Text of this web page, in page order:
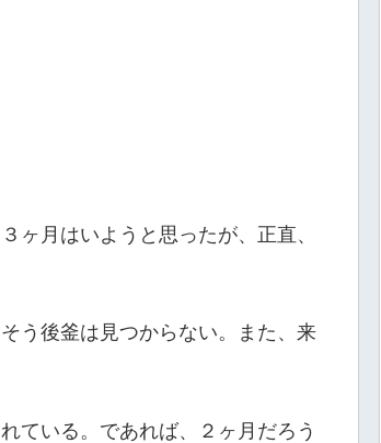
ヶ月はいようと思ったが、正直、
う後釜は見つからない。また、来
ている。であれば、２ヶ月だろう